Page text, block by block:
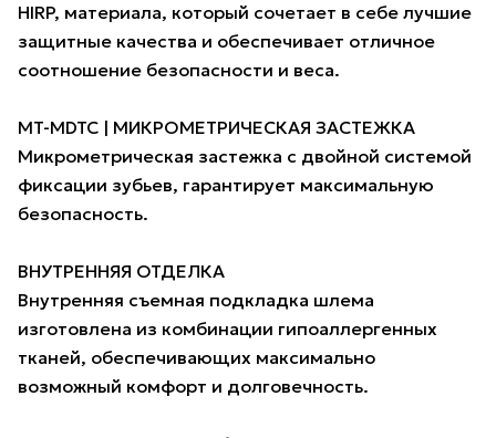
HIRP, материала, который сочетает в себе лучшие
защитные качества и обеспечивает отличное
соотношение безопасности и веса.
MT-MDTC | МИКРОМЕТРИЧЕСКАЯ ЗАСТЕЖКА
Микрометрическая застежка с двойной системой
фиксации зубьев, гарантирует максимальную
безопасность.
ВНУТРЕННЯЯ ОТДЕЛКА
Внутренняя съемная подкладка шлема
изготовлена из комбинации гипоаллергенных
тканей, обеспечивающих максимально
возможный комфорт и долговечность.